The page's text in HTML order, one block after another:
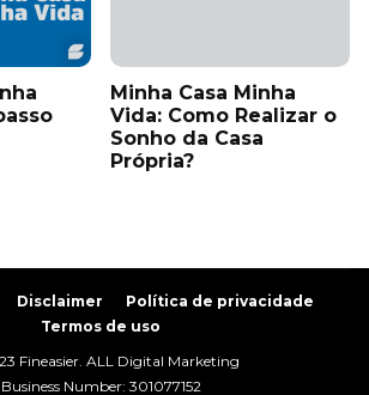
Minha Casa Minha
Vida: Como Realizar o
Sonho da Casa
Própria?
Disclaimer
Política de privacidade
Termos de uso
Fineasier. ALL Digital Marketing
Business Number: 301077152